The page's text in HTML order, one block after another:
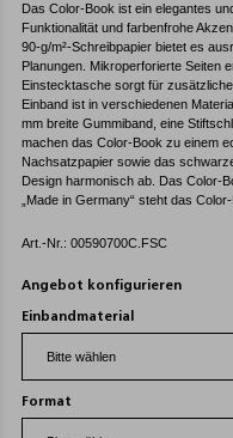
Das Color-Book ist ein elegantes
Funktionalität und farbenfrohe
90-g/m²-Schreibpapier bietet es
Planungen. Mikroperforierte Seiten
Einstecktasche sorgt für
Einband ist in verschiedenen
mm breite Gummiband, eine
machen das Color-Book zu einem
Nachsatzpapier sowie das
Design harmonisch ab. Das Color-
„Made in Germany“ steht das
Art.-Nr.: 00590700C.FSC
Angebot konfigurieren
Einbandmaterial
Format